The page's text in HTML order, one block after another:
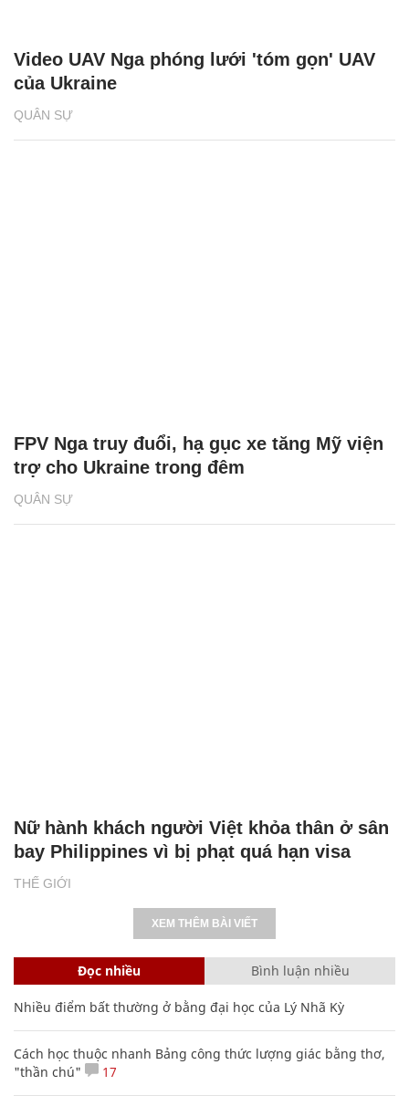
QUÂN SỰ
Video UAV Nga phóng lưới 'tóm gọn' UAV
của Ukraine
QUÂN SỰ
FPV Nga truy đuổi, hạ gục xe tăng Mỹ viện
trợ cho Ukraine trong đêm
THẾ GIỚI
Nữ hành khách người Việt khỏa thân ở sân
bay Philippines vì bị phạt quá hạn visa
XEM THÊM BÀI VIẾT
Đọc nhiều Bình luận nhiều
Nhiều điểm bất thường ở bằng đại học của Lý Nhã Kỳ
Cách học thuộc nhanh Bảng công thức lượng giác bằng thơ,
"thần chú"
17